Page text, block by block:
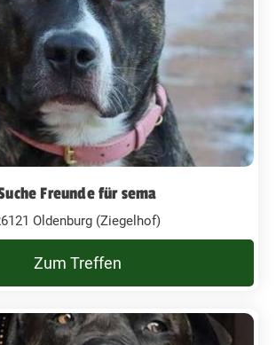
Freunde für sema
Oldenburg (Ziegelhof)
Zum Treffen